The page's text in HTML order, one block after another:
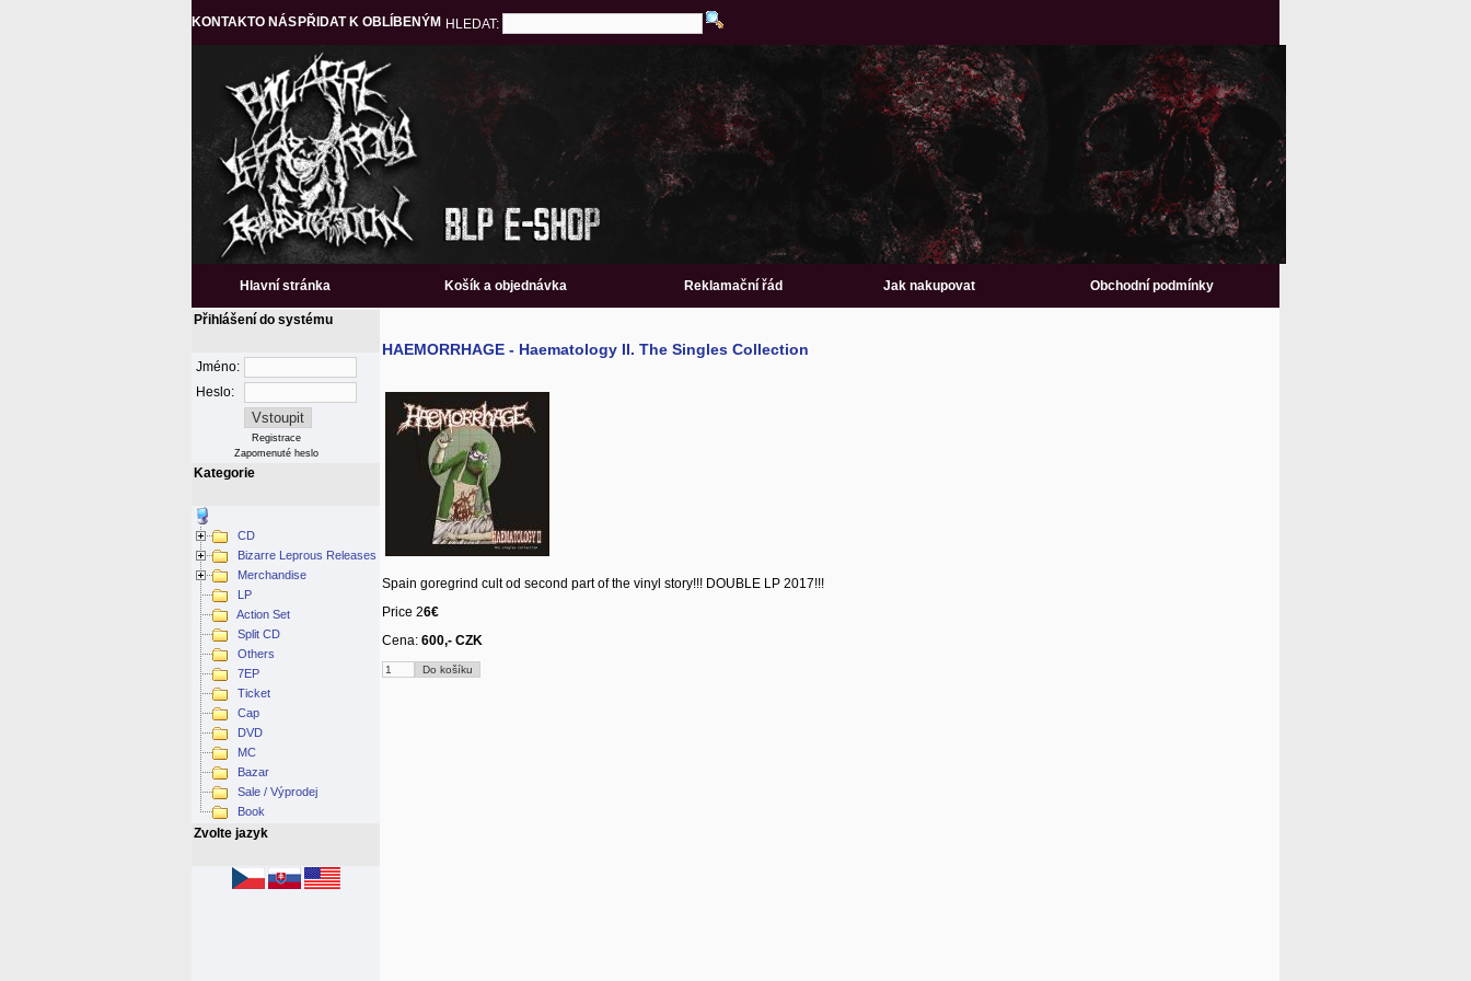
KONTAKTO NÁS PŘIDAT K OBLÍBENÝM HLEDAT:
Hlavní stránka Košík a objednávka Reklamační řád Jak nakupovat Obchodní podmínky
Přihlášení do systému
Jméno:
Heslo:
Registrace
Zapomenuté heslo
Kategorie
CD
Bizarre Leprous Releases
Merchandise
LP
Action Set
Split CD
Others
7EP
Ticket
Cap
DVD
MC
Bazar
Sale / Výprodej
Book
Zvolte jazyk
HAEMORRHAGE - Haematology II. The Singles Collection
Spain goregrind cult od second part of the vinyl story!!! DOUBLE LP 2017!!!
Price 26€
Cena: 600,- CZK